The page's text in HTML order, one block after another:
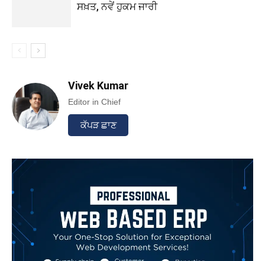
ਸਖ਼ਤ, ਨਵੇਂ ਹੁਕਮ ਜਾਰੀ
Vivek Kumar
Editor in Chief
ਕੱਪੜ ਛਾਣ